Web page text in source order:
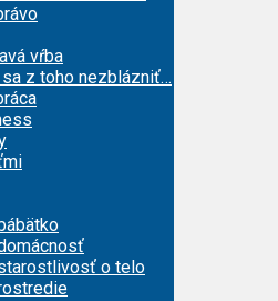
vŕba
z toho nezblázniť…
o telo